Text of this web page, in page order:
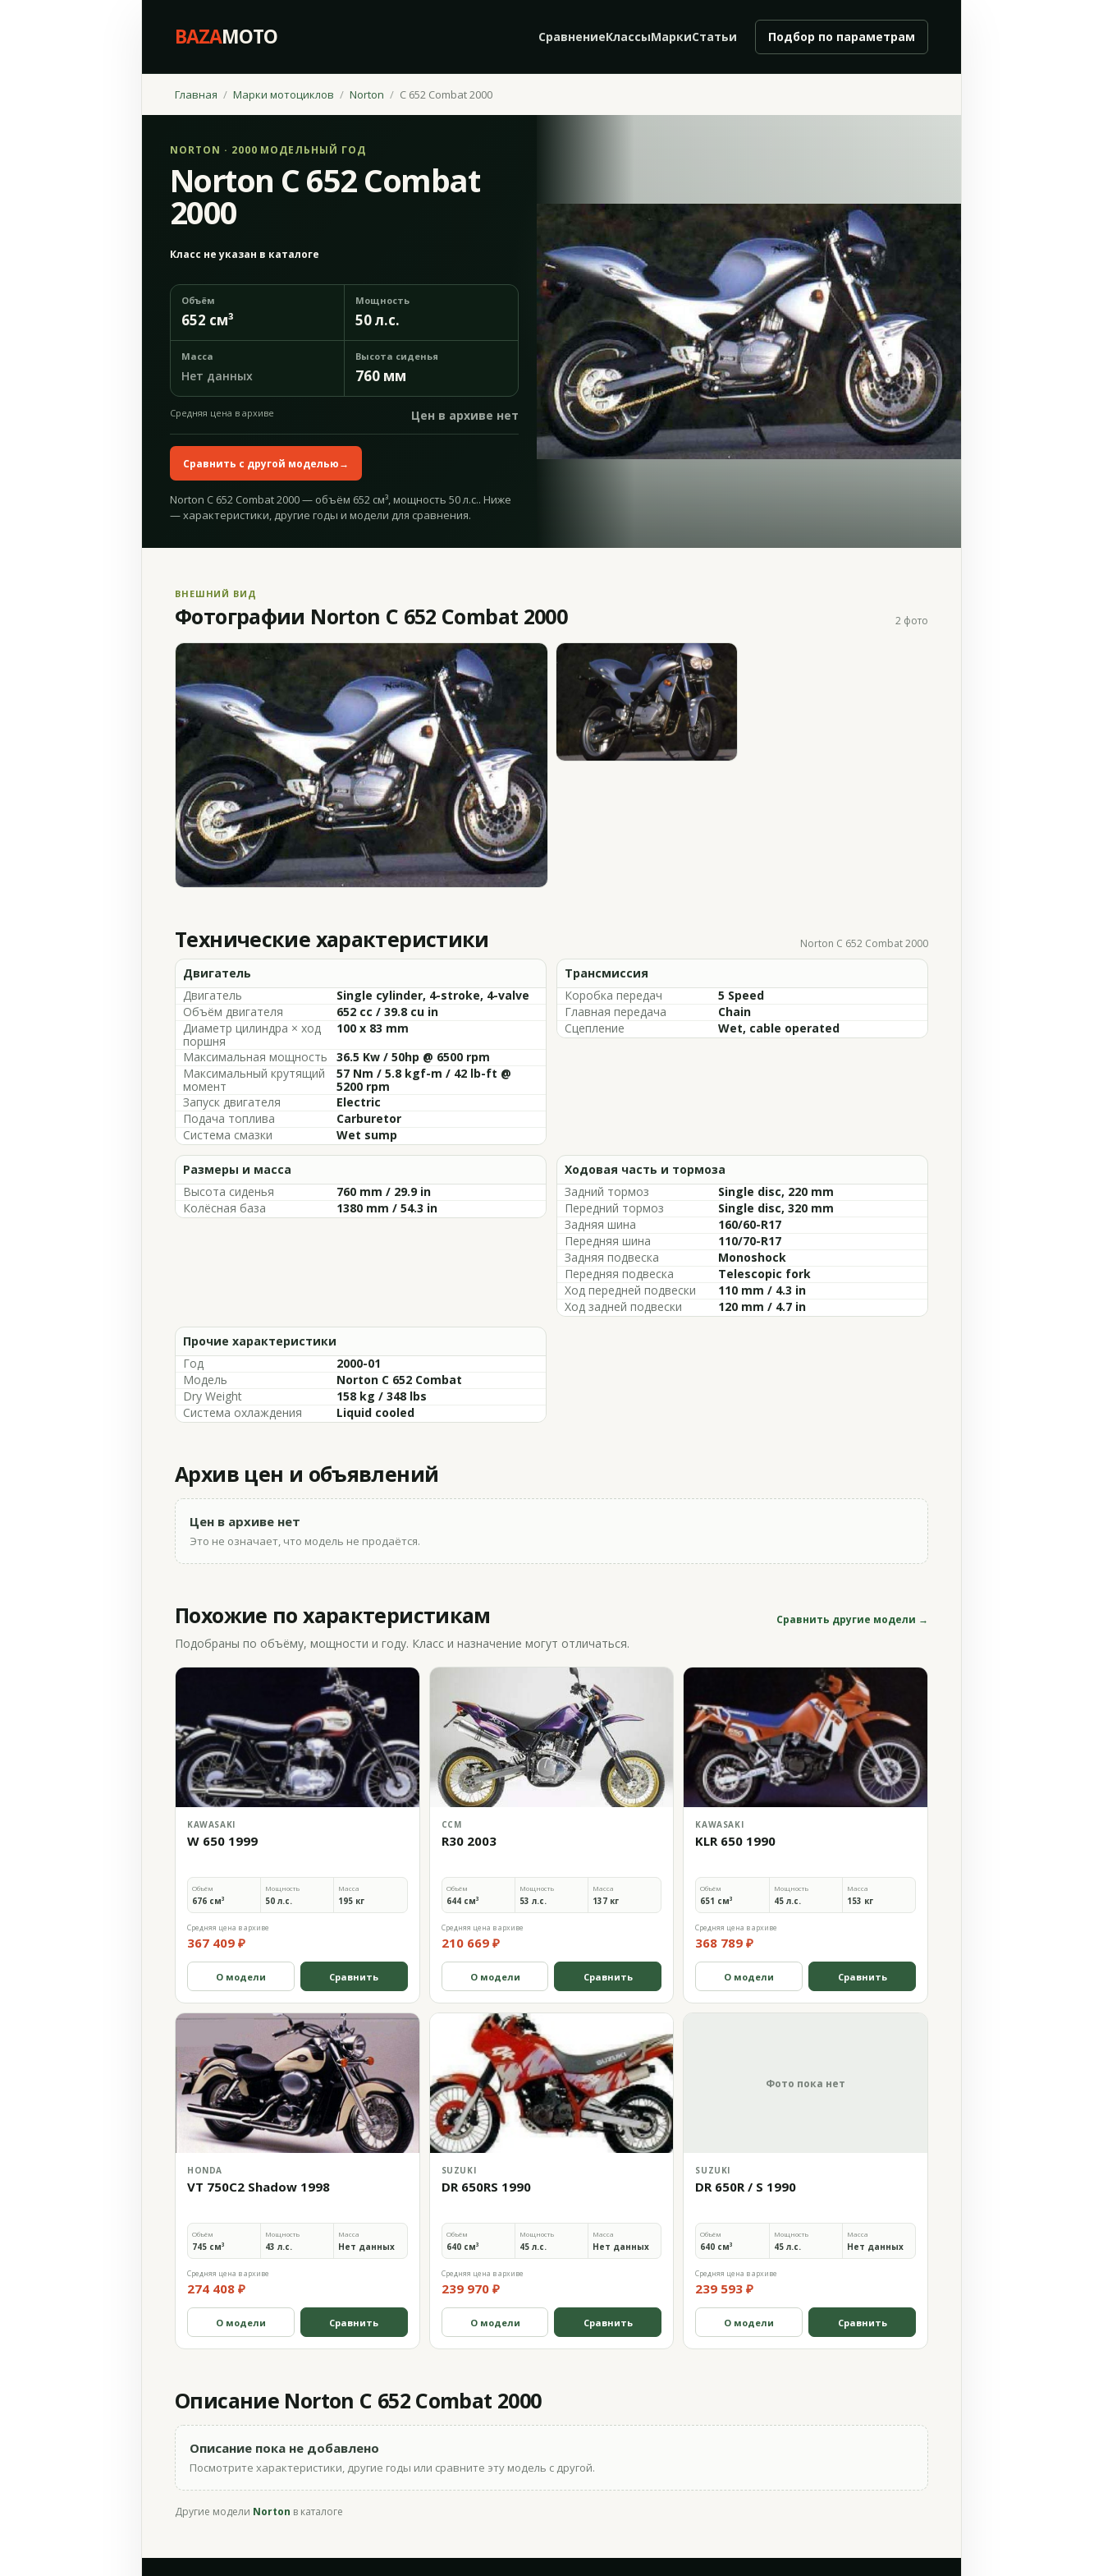
BAZAMOTO СравнениеКлассыМаркиСтатьи Подбор по параметрам
Главная Марки мотоциклов Norton C 652 Combat 2000
NORTON · 2000 МОДЕЛЬНЫЙ ГОД
Norton C 652 Combat
2000
Класс не указан в каталоге
Объём
652 см³
Мощность
50 л.с.
Масса
Нет данных
Высота сиденья
760 мм
Средняя цена в архиве Цен в архиве нет
Сравнить с другой моделью→
Norton C 652 Combat 2000 — объём 652 см³, мощность 50 л.с.. Ниже
— характеристики, другие годы и модели для сравнения.
ВНЕШНИЙ ВИД
Фотографии Norton C 652 Combat 2000 2 фото
Технические характеристики Norton C 652 Combat 2000
Двигатель
Двигатель
Single cylinder, 4-stroke, 4-valve
Объём двигателя
652 cc / 39.8 cu in
Диаметр цилиндра × ход
поршня
100 x 83 mm
Максимальная мощность
36.5 Kw / 50hp @ 6500 rpm
Максимальный крутящий
момент
57 Nm / 5.8 kgf-m / 42 lb-ft @
5200 rpm
Запуск двигателя
Electric
Подача топлива
Carburetor
Система смазки
Wet sump
Трансмиссия
Коробка передач
5 Speed
Главная передача
Chain
Сцепление
Wet, cable operated
Размеры и масса
Высота сиденья
760 mm / 29.9 in
Колёсная база
1380 mm / 54.3 in
Ходовая часть и тормоза
Задний тормоз
Single disc, 220 mm
Передний тормоз
Single disc, 320 mm
Задняя шина
160/60-R17
Передняя шина
110/70-R17
Задняя подвеска
Monoshock
Передняя подвеска
Telescopic fork
Ход передней подвески
110 mm / 4.3 in
Ход задней подвески
120 mm / 4.7 in
Прочие характеристики
Год
2000-01
Модель
Norton C 652 Combat
Dry Weight
158 kg / 348 lbs
Система охлаждения
Liquid cooled
Архив цен и объявлений
Цен в архиве нет
Это не означает, что модель не продаётся.
Похожие по характеристикам Сравнить другие модели →
Подобраны по объёму, мощности и году. Класс и назначение могут отличаться.
KAWASAKI
W 650 1999
Объём
676 см³
Мощность
50 л.с.
Масса
195 кг
Средняя цена в архиве
367 409 ₽
О модели Сравнить
CCM
R30 2003
Объём
644 см³
Мощность
53 л.с.
Масса
137 кг
Средняя цена в архиве
210 669 ₽
О модели Сравнить
KAWASAKI
KLR 650 1990
Объём
651 см³
Мощность
45 л.с.
Масса
153 кг
Средняя цена в архиве
368 789 ₽
О модели Сравнить
HONDA
VT 750C2 Shadow 1998
Объём
745 см³
Мощность
43 л.с.
Масса
Нет данных
Средняя цена в архиве
274 408 ₽
О модели Сравнить
SUZUKI
DR 650RS 1990
Объём
640 см³
Мощность
45 л.с.
Масса
Нет данных
Средняя цена в архиве
239 970 ₽
О модели Сравнить
Фото пока нет
SUZUKI
DR 650R / S 1990
Объём
640 см³
Мощность
45 л.с.
Масса
Нет данных
Средняя цена в архиве
239 593 ₽
О модели Сравнить
Описание Norton C 652 Combat 2000
Описание пока не добавлено
Посмотрите характеристики, другие годы или сравните эту модель с другой.
Другие модели Norton в каталоге